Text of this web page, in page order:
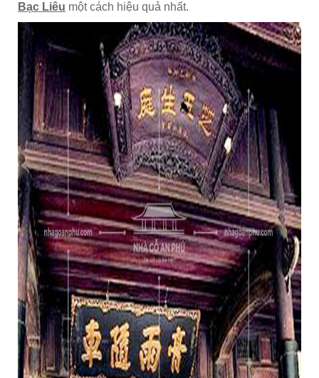
Bạc Liêu một cách hiệu quả nhất.